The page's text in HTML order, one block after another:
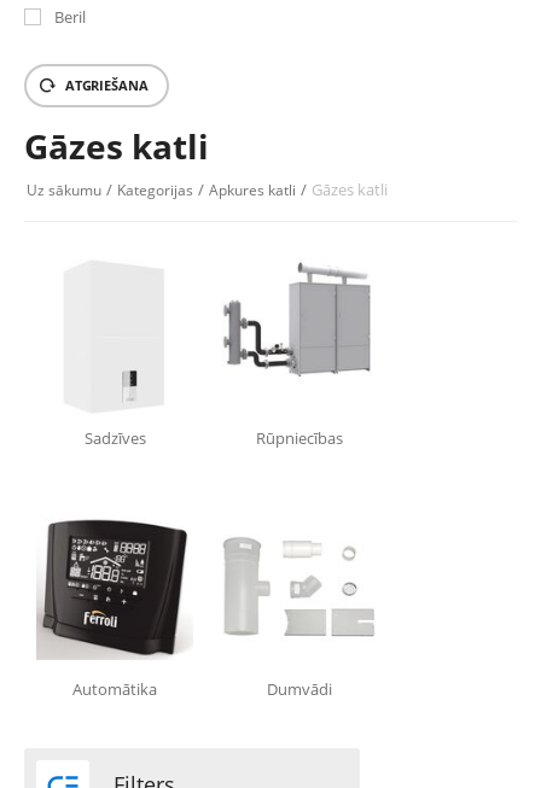
Beril
ATGRIEŠANA
Gāzes katli
Uz sākumu / Kategorijas / Apkures katli / Gāzes katli
Sadzīves Rūpniecības
Automātika Dumvādi